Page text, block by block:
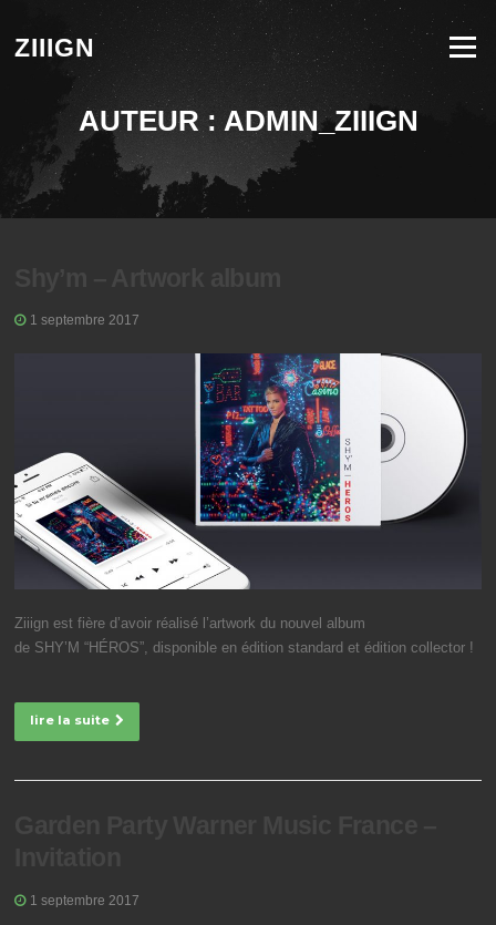
Aller au contenu
ZIIIGN Menu
AUTEUR : ADMIN_ZIIIGN
1 septembre 2017
Ziiign est fière d’avoir réalisé l’artwork du nouvel album
de SHY’M “HÉROS”, disponible en édition standard et édition collector !
lire la suite
1 septembre 2017